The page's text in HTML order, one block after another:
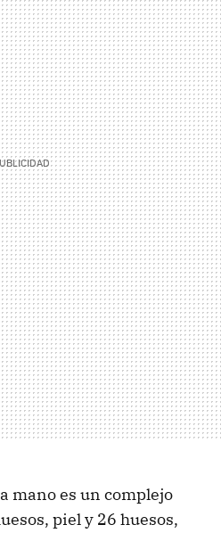
mano es un complejo
piel y 26 huesos,